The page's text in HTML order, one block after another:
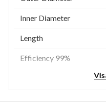
Inner Diameter
Length
Efficiency 99%